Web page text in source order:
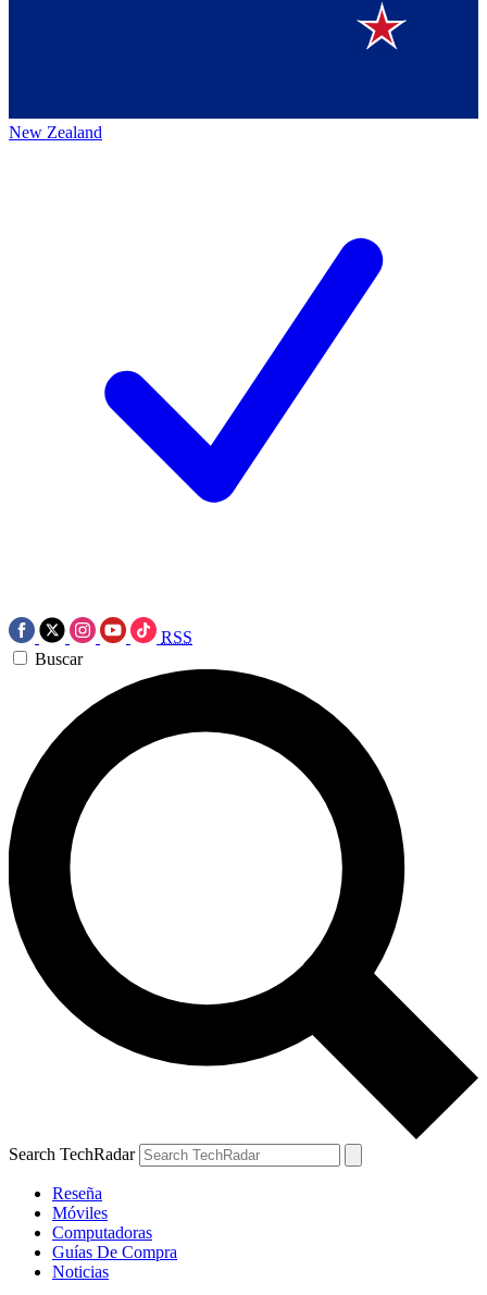
New Zealand
RSS
Buscar
Search TechRadar
Reseña
Móviles
Computadoras
Guías De Compra
Noticias